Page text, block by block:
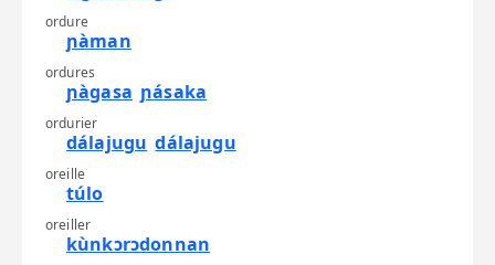
ordure
ɲàman
ordures
ɲàgasa ɲásaka
ordurier
dálajugu dálajugu
oreille
túlo
oreiller
kùnkɔrɔdonnan